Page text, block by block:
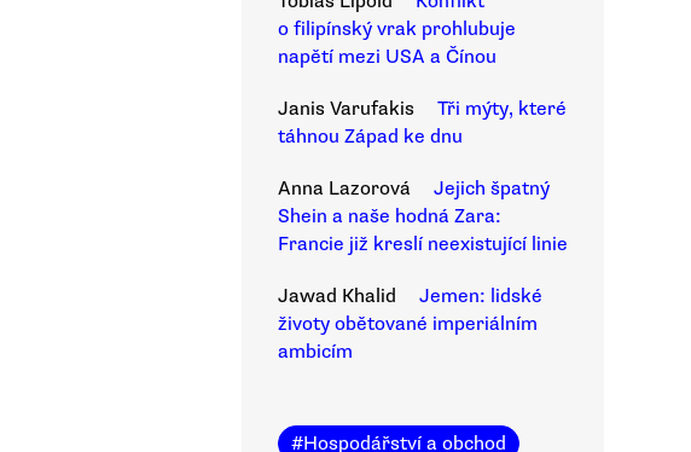
o filipínský vrak prohlubuje
napětí mezi USA a Čínou
Janis Varufakis
Tři mýty, které
táhnou Západ ke dnu
Anna Lazorová
Jejich špatný
Shein a naše hodná Zara:
Francie již kreslí neexistující linie
Jawad Khalid
Jemen: lidské
životy obětované imperiálním
ambicím
#Hospodářství a obchod